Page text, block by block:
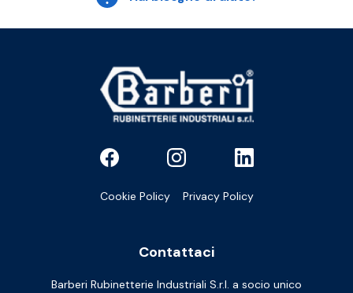
Cookie Policy Privacy Policy
Contattaci
Barberi Rubinetterie Industriali S.r.l. a socio unico